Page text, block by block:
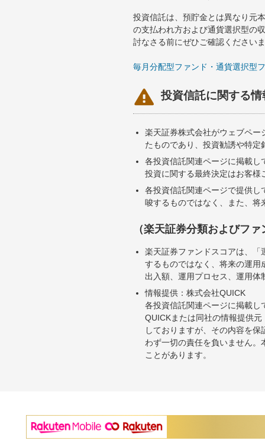
投資信託は、預貯金とは異なり元
の支払われ方および通貨選択型の
討なさる前にぜひご確認ください
毎月分配型ファンド・通貨選択型
 投資信託に関する
楽天証券株式会社がウェブペ
たものであり、投資勧誘や特
各投資信託関連ページに掲載
投資に関する最終決定はお客
各投資信託関連ページで提供
唆するものではなく、また、
（楽天証券分類およびフ
楽天証券ファンドスコアは、
するものではなく、将来の運
出入額、運用プロセス、運用
情報提供：株式会社QUICK
各投資信託関連ページに掲載
QUICKまたは同社の情報提供
しておりますが、その内容を
わず一切の責任を負いません
ことがあります。